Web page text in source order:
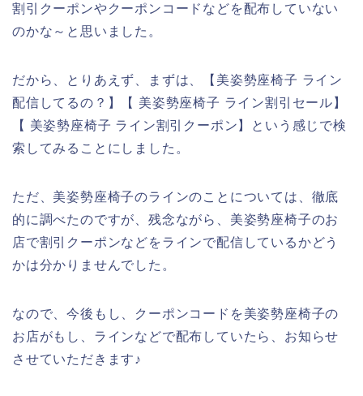
割引クーポンやクーポンコードなどを配布していない
のかな～と思いました。
だから、とりあえず、まずは、【美姿勢座椅子 ライン
配信してるの？】【 美姿勢座椅子 ライン割引セール】
【 美姿勢座椅子 ライン割引クーポン】という感じで検
索してみることにしました。
ただ、美姿勢座椅子のラインのことについては、徹底
的に調べたのですが、残念ながら、美姿勢座椅子のお
店で割引クーポンなどをラインで配信しているかどう
かは分かりませんでした。
なので、今後もし、クーポンコードを美姿勢座椅子の
お店がもし、ラインなどで配布していたら、お知らせ
させていただきます♪